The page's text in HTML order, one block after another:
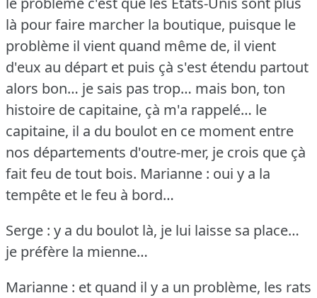
là pour faire marcher la boutique, puisque le
problème il vient quand même de, il vient
d'eux au départ et puis çà s'est étendu partout
alors bon… je sais pas trop… mais bon, ton
histoire de capitaine, çà m'a rappelé… le
capitaine, il a du boulot en ce moment entre
nos départements d'outre-mer, je crois que çà
fait feu de tout bois. Marianne : oui y a la
tempête et le feu à bord…
Serge : y a du boulot là, je lui laisse sa place…
je préfère la mienne…
Marianne : et quand il y a un problème, les rats